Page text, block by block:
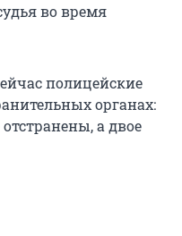
во время
полицейские
органах:
а двое